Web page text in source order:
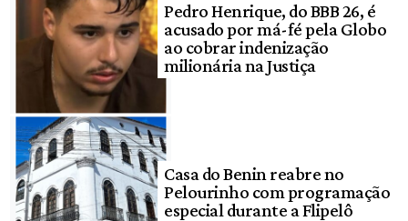
Pedro Henrique, do BBB 26, é
acusado por má-fé pela Globo
ao cobrar indenização
milionária na Justiça
Casa do Benin reabre no
Pelourinho com programação
especial durante a Flipelô